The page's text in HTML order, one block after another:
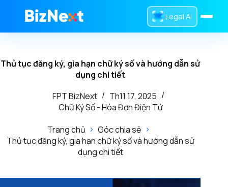
Legal AI
Dịch Vụ
Tin Tức
Thủ tục đăng ký, gia hạn chữ ký số và hướng dẫn sử
dụng chi tiết
FPT BizNext
Th11 17, 2025
Chữ Ký Số - Hóa Đơn Điện Tử
Trang chủ
Góc chia sẻ
Thủ tục đăng ký, gia hạn chữ ký số và hướng dẫn sử
dụng chi tiết